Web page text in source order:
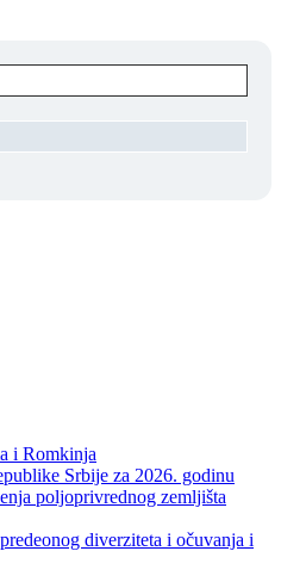
i Romkinja
Srbije za 2026. godinu
poljoprivrednog zemljišta
diverziteta i očuvanja i